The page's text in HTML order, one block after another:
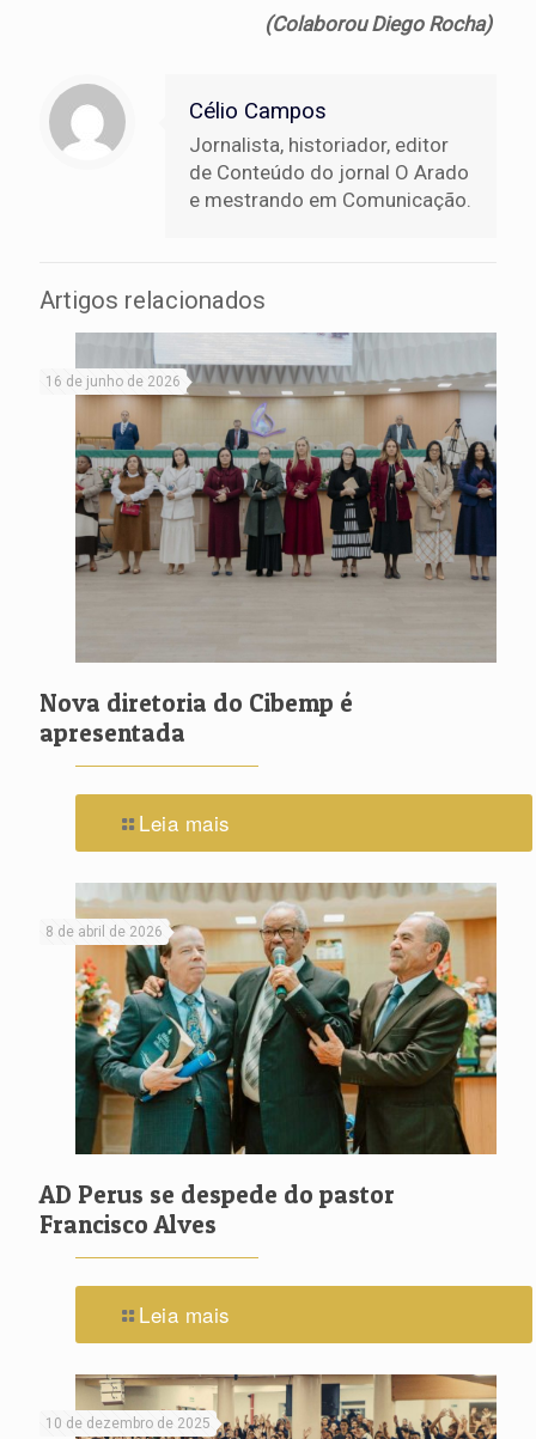
(Colaborou Diego Rocha)
Célio Campos
Jornalista, historiador, editor
de Conteúdo do jornal O Arado
e mestrando em Comunicação.
Artigos relacionados
16 de junho de 2026
Nova diretoria do Cibemp é
apresentada
Leia mais
8 de abril de 2026
AD Perus se despede do pastor
Francisco Alves
Leia mais
10 de dezembro de 2025